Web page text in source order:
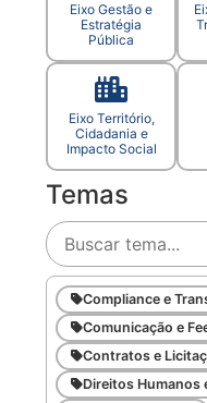
Eixo Gestão e
Estratégia
Pública
Eixo Território,
Cidadania e
Impacto Social
Temas
Compliance e
Comunicação e
Contratos e
Direitos Humanos